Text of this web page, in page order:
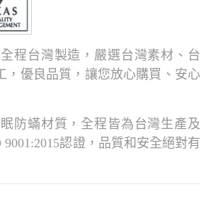
程台灣製造，嚴選台灣素材、台
，優良品質，讓您放心購買、安心
防蟎材質，全程皆為台灣生產及
認證，品質和安全絕對有